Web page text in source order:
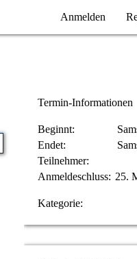
Anmelden
Termin-Informationen
Beginnt
Endet
Teilnehmer
Anmeldeschluss
25.
Kategorie